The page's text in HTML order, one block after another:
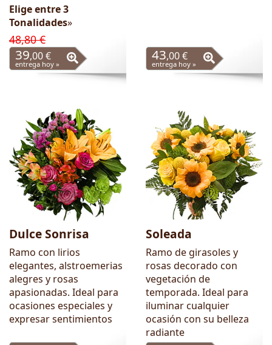
Elige entre 3
Tonalidades»
48,80 €
39,00 €
entrega hoy »
43,00 €
entrega hoy »
Dulce Sonrisa
Ramo con lirios
elegantes, alstroemerias
alegres y rosas
apasionadas. Ideal para
ocasiones especiales y
expresar sentimientos
Soleada
Ramo de girasoles y
rosas decorado con
vegetación de
temporada. Ideal para
iluminar cualquier
ocasión con su belleza
radiante